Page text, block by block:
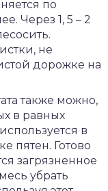
по
Через 1, 5 – 2
не
дорожке на
также можно,
в равных
в
пятен. Готово
загрязненное
убрать